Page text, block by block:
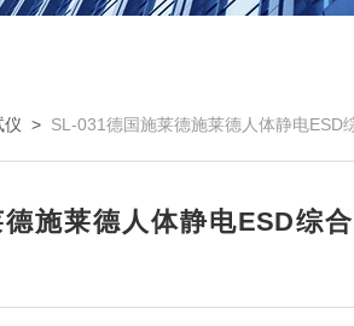
仪 > SL-031德国施莱德施莱德人体静电ESD
施莱德人体静电ESD综